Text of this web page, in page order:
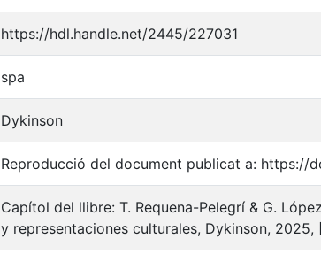
https://hdl.handle.net/2445/227031
spa
Dykinson
Reproducció del document publicat a: https://
Capítol del llibre: T. Requena-Pelegrí & G.
y representaciones culturales, Dykinson, 2025,